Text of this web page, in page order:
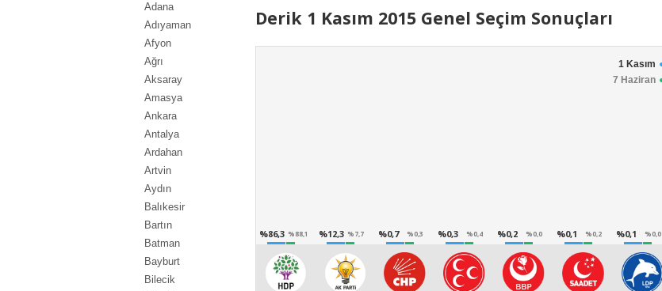
Adana
Adıyaman
Afyon
Ağrı
Aksaray
Amasya
Ankara
Antalya
Ardahan
Artvin
Aydın
Balıkesir
Bartın
Batman
Bayburt
Bilecik
Derik 1 Kasım 2015 Genel Seçim Sonuçları
1 Kasım
7 Haziran
%86,3 %88,1 %12,3 %7,7 %0,7 %0,3 %0,3 %0,4 %0,2 %0,0 %0,1 %0,2 %0,1 %0,0